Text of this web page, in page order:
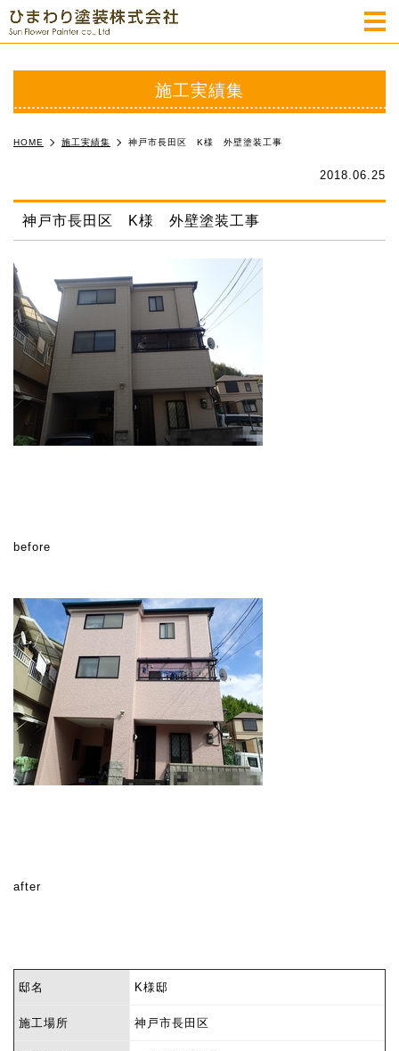
施工実績集
HOME 施工実績集 神戸市長田区 K様 外壁塗装工事
2018.06.25
神戸市長田区 K様 外壁塗装工事
before
after
邸名 K様邸
施工場所 神戸市長田区